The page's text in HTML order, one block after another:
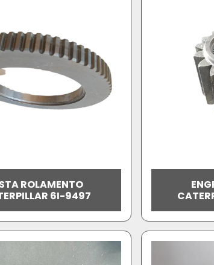
ROLAMENTO
6I-9497